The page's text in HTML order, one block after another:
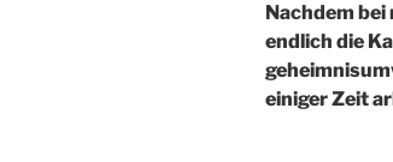
Nachdem
endlich die
einiger Zeit